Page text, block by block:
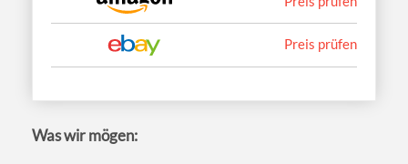
Preis prüfen
Was wir mögen: